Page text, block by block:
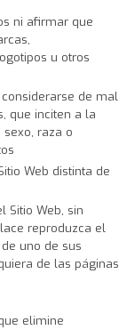
ni afirmar que
u otros
de mal
que inciten a la
raza o
Web distinta de
Sitio Web, sin
reproduzca el
uno de sus
de las páginas
elimine